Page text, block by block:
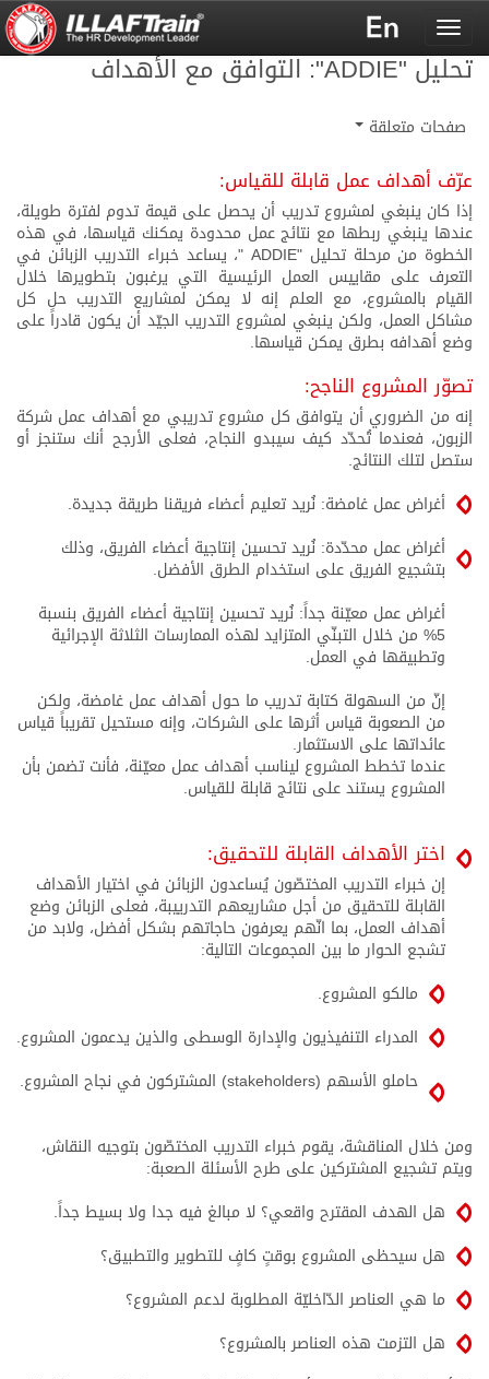
Toggle
navigation
تحليل "ADDIE": التوافق مع الأهداف
صفحات متعلقة
عرّف أهداف عمل قابلة للقياس:
إذا كان ينبغي لمشروع تدريب أن يحصل على قيمة تدوم لفترة طويلة،
عندها ينبغي ربطها مع نتائج عمل محدودة يمكنك قياسها، في هذه
الخطوة من مرحلة تحليل "ADDIE "، يساعد خبراء التدريب الزبائن في
التعرف على مقاييس العمل الرئيسية التي يرغبون بتطويرها خلال
القيام بالمشروع، مع العلم إنه لا يمكن لمشاريع التدريب حل كل
مشاكل العمل، ولكن ينبغي لمشروع التدريب الجيّد أن يكون قادراً على
وضع أهدافه بطرق يمكن قياسها.
تصوّر المشروع الناجح:
إنه من الضروري أن يتوافق كل مشروع تدريبي مع أهداف عمل شركة
الزبون، فعندما تُحدّد كيف سيبدو النجاح، فعلى الأرجح أنك ستنجز أو
ستصل لتلك النتائج.
أغراض عمل غامضة: نُريد تعليم أعضاء فريقنا طريقة جديدة.
أغراض عمل محدّدة: نُريد تحسين إنتاجية أعضاء الفريق، وذلك
بتشجيع الفريق على استخدام الطرق الأفضل.
أغراض عمل معيّنة جداً: نُريد تحسين إنتاجية أعضاء الفريق بنسبة
5% من خلال التبنّي المتزايد لهذه الممارسات الثلاثة الإجرائية
وتطبيقها في العمل.
إنّ من السهولة كتابة تدريب ما حول أهداف عمل غامضة، ولكن
من الصعوبة قياس أثرها على الشركات، وإنه مستحيل تقريباً قياس
عائداتها على الاستثمار.
عندما تخطط المشروع ليناسب أهداف عمل معيّنة، فأنت تضمن بأن
المشروع يستند على نتائج قابلة للقياس.
اختر الأهداف القابلة للتحقيق:
إن خبراء التدريب المختصّون يُساعدون الزبائن في اختيار الأهداف
القابلة للتحقيق من أجل مشاريعهم التدرييبة، فعلى الزبائن وضع
أهداف العمل، بما انّهم يعرفون حاجاتهم بشكل أفضل، ولابد من
تشجع الحوار ما بين المجموعات التالية:
مالكو المشروع.
المدراء التنفيذيون والإدارة الوسطى والذين يدعمون المشروع.
حاملو الأسهم (stakeholders) المشتركون في نجاح المشروع.
ومن خلال المناقشة، يقوم خبراء التدريب المختصّون بتوجيه النقاش،
ويتم تشجيع المشتركين على طرح الأسئلة الصعبة:
هل الهدف المقترح واقعي؟ لا مبالغ فيه جدا ولا بسيط جداً.
هل سيحظى المشروع بوقتٍ كافٍ للتطوير والتطبيق؟
ما هي العناصر الدّاخليّة المطلوبة لدعم المشروع؟
هل التزمت هذه العناصر بالمشروع؟